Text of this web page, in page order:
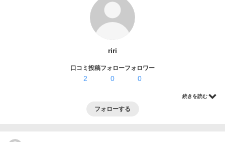
riri
口コミ投稿
2
フォロー
0
フォロワー
0
続きを読む
フォローする